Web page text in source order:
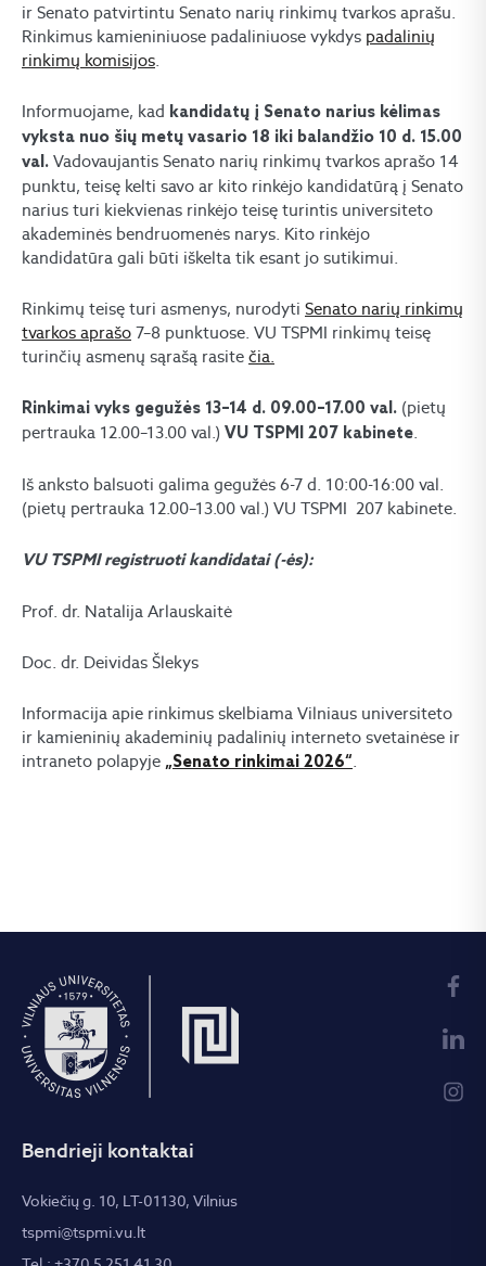
ir Senato patvirtintu Senato narių rinkimų tvarkos aprašu.
Rinkimus kamieniniuose padaliniuose vykdys padalinių
rinkimų komisijos
Informuojame, kad kandidatų į Senato narius kėlimas
vyksta nuo šių metų vasario 18 iki balandžio 10 d. 15.00
val. Vadovaujantis Senato narių rinkimų tvarkos aprašo 14
punktu, teisę kelti savo ar kito rinkėjo kandidatūrą į Senato
narius turi kiekvienas rinkėjo teisę turintis universiteto
akademinės bendruomenės narys. Kito rinkėjo
kandidatūra gali būti iškelta tik esant jo sutikimui.
Rinkimų teisę turi asmenys, nurodyti Senato narių rinkimų
tvarkos aprašo 7–8 punktuose. VU TSPMI rinkimų teisę
turinčių asmenų sąrašą rasite čia.
Rinkimai vyks gegužės 13–14 d. 09.00–17.00 val. (pietų
pertrauka 12.00–13.00 val.) VU TSPMI 207 kabinete
Iš anksto balsuoti galima gegužės 6-7 d. 10:00-16:00 val.
(pietų pertrauka 12.00–13.00 val.) VU TSPMI 207 kabinete.
VU TSPMI registruoti kandidatai (-ės):
Prof. dr. Natalija Arlauskaitė
Doc. dr. Deividas Šlekys
Informacija apie rinkimus skelbiama Vilniaus universiteto
ir kamieninių akademinių padalinių interneto svetainėse ir
intraneto polapyje „Senato rinkimai 2026“
Bendrieji kontaktai
Vokiečių g. 10, LT-01130, Vilnius
tspmi@tspmi.vu.lt